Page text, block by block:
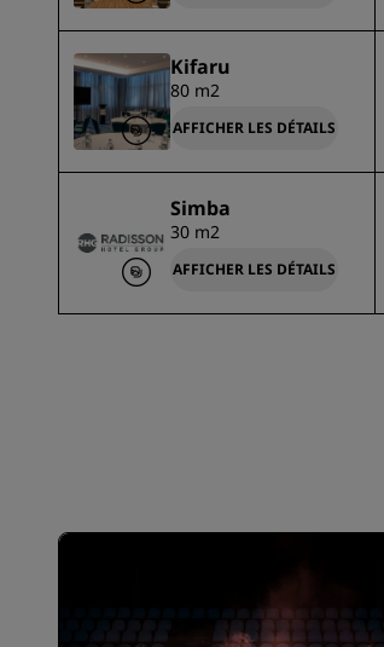
Kifaru
80 m2
AFFICHER LES DÉTAILS
Simba
30 m2
AFFICHER LES DÉTAILS